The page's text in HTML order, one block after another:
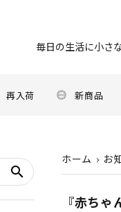
毎日の生活に小さ
再入荷 新商品
ホーム お
『赤ち
search